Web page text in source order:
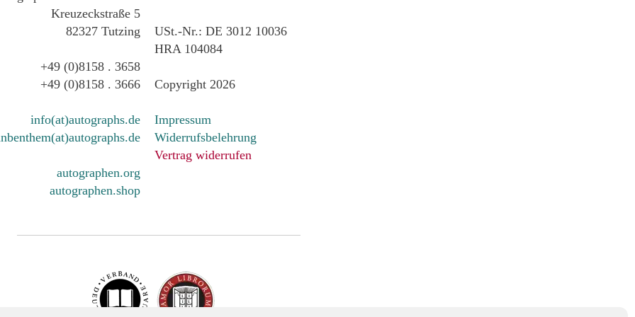
Kreuzeckstraße 5
82327 Tutzing
+49 (0)8158 . 3658
+49 (0)8158 . 3666
info(at)autographs.de
autographen.org
autographen.shop
USt.-Nr.: DE 3012 10036
HRA 104084
Copyright 2026
Impressum
Widerrufsbelehrung
Vertrag widerrufen